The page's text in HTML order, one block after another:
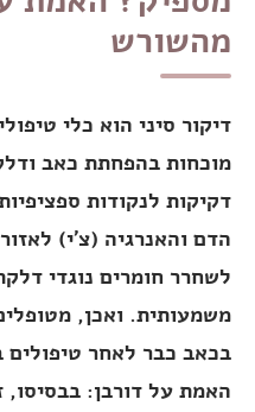
מהשורש
דיקור סיני הוא כלי
מוכחות בהפחתת כאב
דקיקות לנקודות
הדם והאנרגיה (צ'י)
לשחרר חומרים נוגדי
משמעותית. ואכן,
בכאב כבר לאחר טיפולים
האמת על דורבן: